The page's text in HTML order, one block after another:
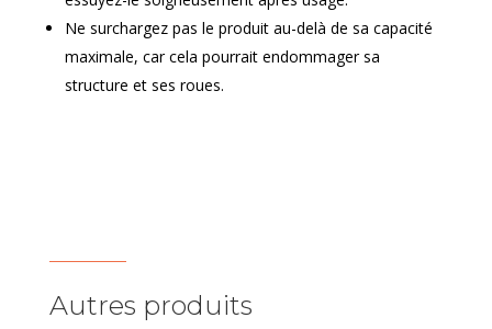
Ne surchargez pas le produit au-delà de sa capacité
maximale, car cela pourrait endommager sa
structure et ses roues.
Autres produits